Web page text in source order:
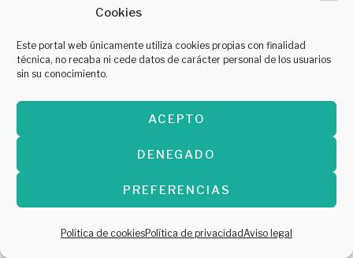
Cookies
Este portal web únicamente utiliza cookies propias con finalidad
técnica, no recaba ni cede datos de carácter personal de los usuarios
sin su conocimiento.
ACEPTO
DENEGADO
PREFERENCIAS
Política de cookiesPolítica de privacidadAviso legal
Este establecimiento es uno de los más
emblemáticos de la capital aragonesa y desde
luego su nombre sí le hace justicia. Está situada